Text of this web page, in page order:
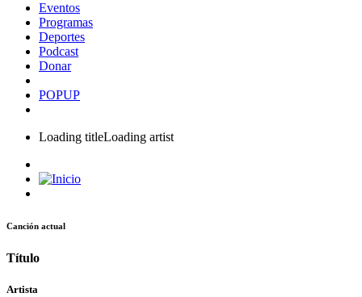
Eventos
Programas
Deportes
Podcast
Donar
POPUP
Loading titleLoading artist
Canción actual
Título
Artista